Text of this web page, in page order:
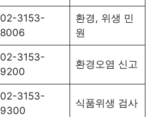
02-3153-
8006
환경, 위생 민
원
02-3153-
9200
환경오염 신고
02-3153-
9300
식품위생 검사